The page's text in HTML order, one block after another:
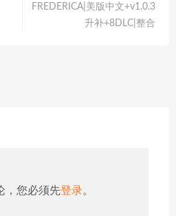
FREDERICA|美版中文+v1.0.3
升补+8DLC|整合
，您必须先登录。